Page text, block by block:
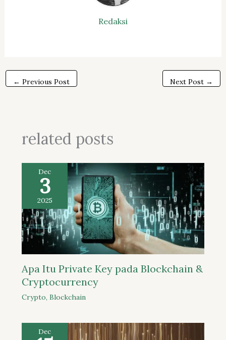
Redaksi
← Previous Post Next Post →
related posts
Dec
3
2025
Apa Itu Private Key pada Blockchain &
Cryptocurrency
Crypto, Blockchain
Dec